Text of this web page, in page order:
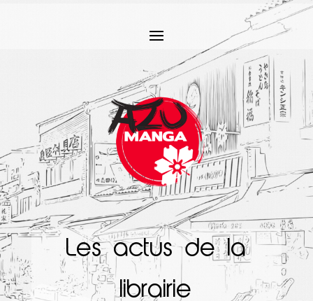
Les actus de la
librairie